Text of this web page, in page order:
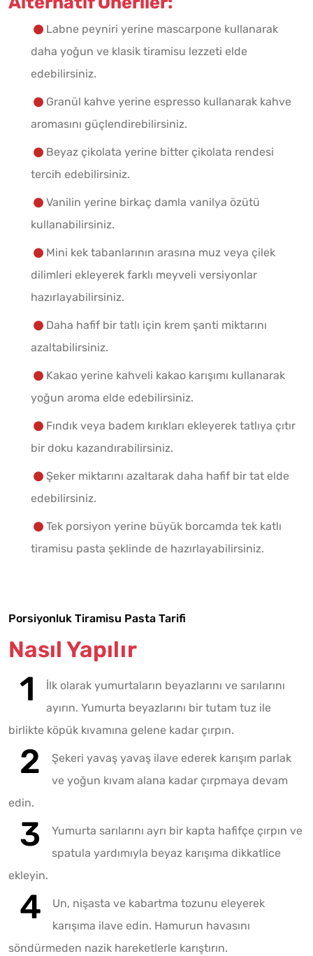
Labne peyniri yerine mascarpone kullanarak
daha yoğun ve klasik tiramisu lezzeti elde
edebilirsiniz.
Granül kahve yerine espresso kullanarak kahve
aromasını güçlendirebilirsiniz.
Beyaz çikolata yerine bitter çikolata rendesi
tercih edebilirsiniz.
Vanilin yerine birkaç damla vanilya özütü
kullanabilirsiniz.
Mini kek tabanlarının arasına muz veya çilek
dilimleri ekleyerek farklı meyveli versiyonlar
hazırlayabilirsiniz.
Daha hafif bir tatlı için krem şanti miktarını
azaltabilirsiniz.
Kakao yerine kahveli kakao karışımı kullanarak
yoğun aroma elde edebilirsiniz.
Fındık veya badem kırıkları ekleyerek tatlıya çıtır
bir doku kazandırabilirsiniz.
Şeker miktarını azaltarak daha hafif bir tat elde
edebilirsiniz.
Tek porsiyon yerine büyük borcamda tek katlı
tiramisu pasta şeklinde de hazırlayabilirsiniz.
Porsiyonluk Tiramisu Pasta Tarifi
Nasıl Yapılır
İlk olarak yumurtaların beyazlarını ve sarılarını
ayırın. Yumurta beyazlarını bir tutam tuz ile
birlikte köpük kıvamına gelene kadar çırpın.
Şekeri yavaş yavaş ilave ederek karışım parlak
ve yoğun kıvam alana kadar çırpmaya devam
edin.
Yumurta sarılarını ayrı bir kapta hafifçe çırpın ve
spatula yardımıyla beyaz karışıma dikkatlice
ekleyin.
Un, nişasta ve kabartma tozunu eleyerek
karışıma ilave edin. Hamurun havasını
söndürmeden nazik hareketlerle karıştırın.